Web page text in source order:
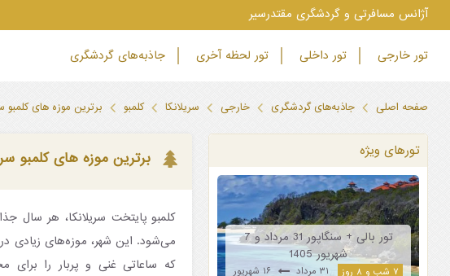
‫آژانس مسافرتی و گردشگری مقتدرسیر
تور خارجی تور داخلی تور لحظه آخری جاذبه‌های گردشگری
صفحه اصلی جاذبه‌های گردشگری خارجی سریلانکا کلمبو برترین موزه های کلمبو
برترین موزه های کلمبو
کلمبو پایتخت سریلانکا، هر سال
می‌شود. این شهر، موزه‌های زیادی
که ساعاتی غنی و پربار را برای
تورهای ویژه
تور بالی + سنگاپور 31 مرداد و 7
شهریور 1405
۷ شب و ۸ روز ۳۱ مرداد